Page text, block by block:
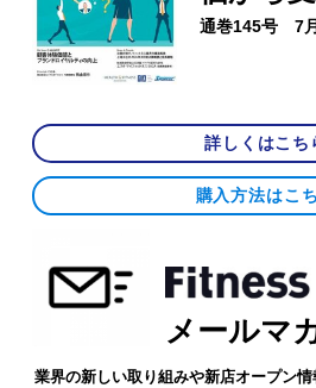
通巻145号 7
詳しくはこち
購入方法はこ
メールマ
業界の新しい取り組みや新店オープン情